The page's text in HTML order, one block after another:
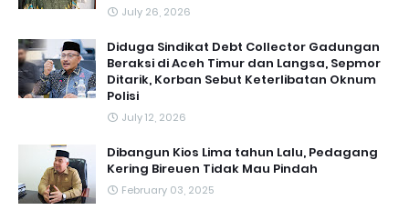
July 26, 2026
Diduga Sindikat Debt Collector Gadungan
Beraksi di Aceh Timur dan Langsa, Sepmor
Ditarik, Korban Sebut Keterlibatan Oknum
Polisi
July 12, 2026
Dibangun Kios Lima tahun Lalu, Pedagang
Kering Bireuen Tidak Mau Pindah
February 03, 2025